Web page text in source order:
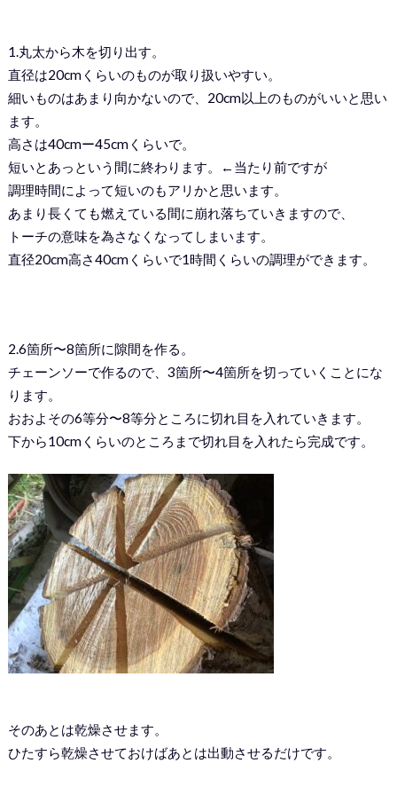
1.丸太から木を切り出す。
直径は20cmくらいのものが取り扱いやすい。
細いものはあまり向かないので、20cm以上のものがいいと思い
ます。
高さは40cmー45cmくらいで。
短いとあっという間に終わります。←当たり前ですが
調理時間によって短いのもアリかと思います。
あまり長くても燃えている間に崩れ落ちていきますので、
トーチの意味を為さなくなってしまいます。
直径20cm高さ40cmくらいで1時間くらいの調理ができます。
2.6箇所〜8箇所に隙間を作る。
チェーンソーで作るので、3箇所〜4箇所を切っていくことにな
ります。
おおよその6等分〜8等分ところに切れ目を入れていきます。
下から10cmくらいのところまで切れ目を入れたら完成です。
そのあとは乾燥させます。
ひたすら乾燥させておけばあとは出動させるだけです。